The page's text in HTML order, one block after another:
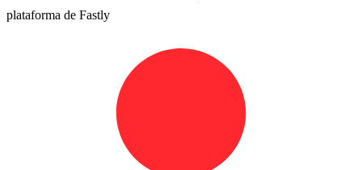
plataforma de Fastly